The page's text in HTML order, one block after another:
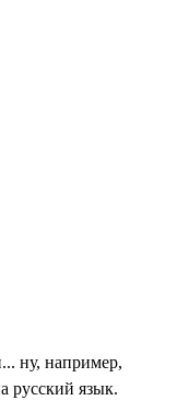
ну, например,
русский язык.